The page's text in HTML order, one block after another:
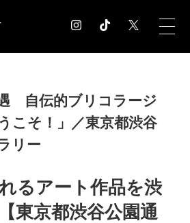
コラム記事
お知らせ
遇 自伝的ブリコラージ
こそ！」／東京都渋谷
リー
るアート作品を渋
東京都渋谷公園通